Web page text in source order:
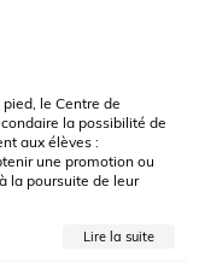
le Centre de
la possibilité de
aux élèves :
une promotion ou
la poursuite de leur
Lire la suite